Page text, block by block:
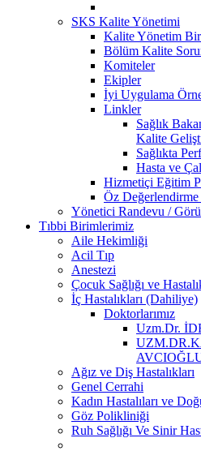
SKS Kalite Yönetimi
Kalite Yönetim
Bölüm Kalite
Komiteler
Ekipler
İyi Uygulama
Linkler
Sağlık
Kalite
Sağlıkta
Hasta ve
Hizmetiçi Eğitim
Öz Değerlendirme
Yönetici Randevu /
Tıbbi Birimlerimiz
Aile Hekimliği
Acil Tıp
Anestezi
Çocuk Sağlığı ve
İç Hastalıkları (Dahiliye)
Doktorlarımız
Uzm.Dr.
Ağız ve Diş Hastalıkları
Genel Cerrahi
Kadın Hastalıları ve
Göz Polikliniği
Ruh Sağlığı Ve Sinir